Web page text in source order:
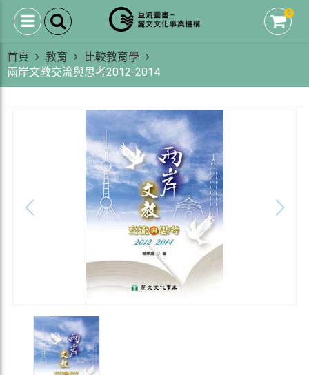
0
首頁 教育
比較教育學
兩岸文教交流與思考2012-2014